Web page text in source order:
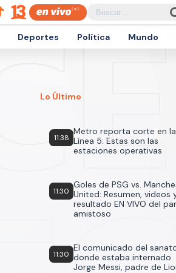
Deportes Política Mundo
Lo Último
11:38
Metro reporta corte en la
Línea 5: Estas son las
estaciones operativas
11:30
Goles de PSG vs.
United: Resumen, videos
resultado EN VIVO del
amistoso
11:30
El comunicado del
donde estaba internado
Jorge Messi, padre de